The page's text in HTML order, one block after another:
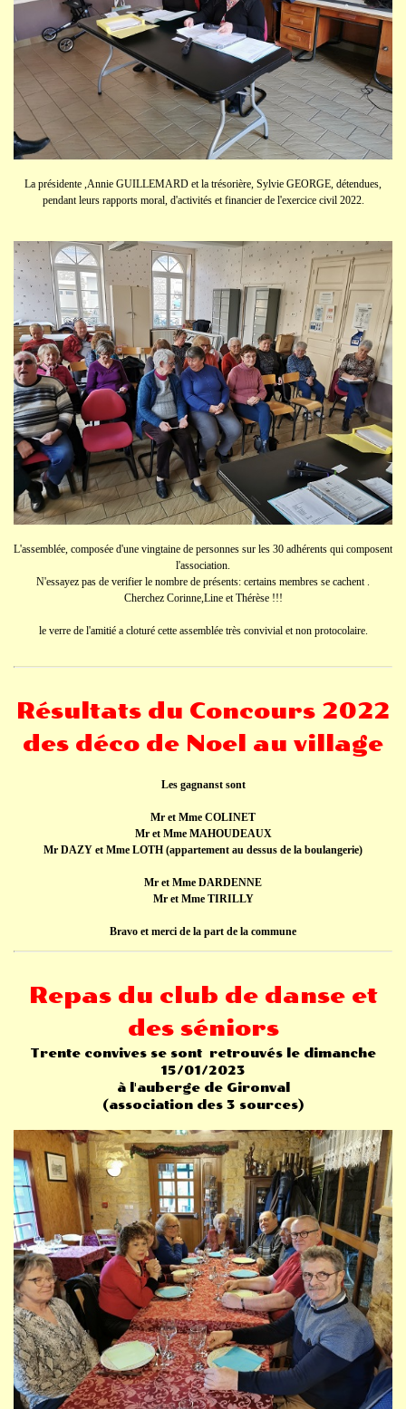
La présidente ,Annie GUILLEMARD et la trésorière, Sylvie GEORGE, détendues,
pendant leurs rapports moral, d'activités et financier de l'exercice civil 2022.
L'assemblée, composée d'une vingtaine de personnes sur les 30 adhérents qui composent
l'association.
N'essayez pas de verifier le nombre de présents: certains membres se cachent .
Cherchez Corinne,Line et Thérèse !!!
le verre de l'amitié a cloturé cette assemblée très convivial et non protocolaire.
Résultats du Concours 2022
des déco de Noel au village
Les gagnanst sont
Mr et Mme COLINET
Mr et Mme MAHOUDEAUX
Mr DAZY et Mme LOTH (appartement au dessus de la boulangerie)
Mr et Mme DARDENNE
Mr et Mme TIRILLY
Bravo et merci de la part de la commune
Repas du club de danse et
des séniors
Trente convives se sont retrouvés le dimanche
15/01/2023
à l'auberge de Gironval
(association des 3 sources)